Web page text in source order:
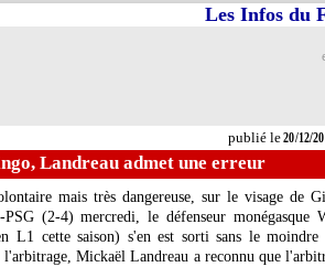
publié le20/12/
Les Infos du
Landreau admet une erreur
mais très dangereuse, sur le visage de
(2-4) mercredi, le défenseur monégasque
L1 cette saison) s'en est sorti sans le moindre
Mickaël Landreau a reconnu que